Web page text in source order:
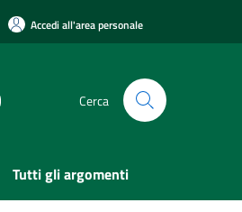
Accedi all'area personale
Cerca
Tutti gli argomenti